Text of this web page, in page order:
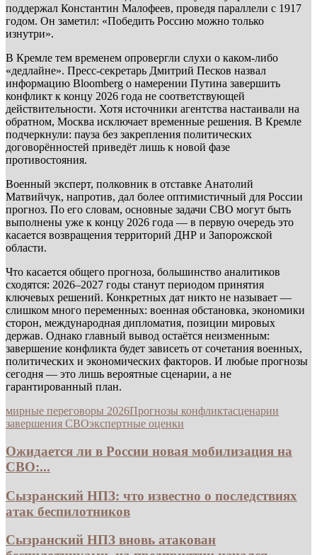
поддержал Константин Малофеев, проведя параллели с 1917
годом. Он заметил: «Победить Россию можно только
изнутри».
В Кремле тем временем опровергли слухи о каком-либо
«дедлайне». Пресс-секретарь Дмитрий Песков назвал
информацию Bloomberg о намерении Путина завершить
конфликт к концу 2026 года не соответствующей
действительности. Хотя источники агентства настаивали на
обратном, Москва исключает временные решения. В Кремле
подчеркнули: пауза без закрепления политических
договорённостей приведёт лишь к новой фазе
противостояния.
Военный эксперт, полковник в отставке Анатолий
Матвийчук, напротив, дал более оптимистичный для России
прогноз. По его словам, основные задачи СВО могут быть
выполнены уже к концу 2026 года — в первую очередь это
касается возвращения территорий ДНР и Запорожской
области.
Что касается общего прогноза, большинство аналитиков
сходятся: 2026–2027 годы станут периодом принятия
ключевых решений. Конкретных дат никто не называет —
слишком много переменных: военная обстановка, экономики
сторон, международная дипломатия, позиции мировых
держав. Однако главный вывод остаётся неизменным:
завершение конфликта будет зависеть от сочетания военных,
политических и экономических факторов. И любые прогнозы
сегодня — это лишь вероятные сценарии, а не
гарантированный план.
мирные переговоры 2026Прогнозы конфликтасценарии
завершения СВОэкспертные оценки
Ожидается ли в России новая мобилизация на
СВО:...
Сызранский НПЗ: что известно о последствиях
атак беспилотников
Сызранский НПЗ вновь атакован